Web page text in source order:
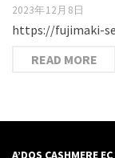
2023年12月8日
https://fujimaki-
READ MORE
A’DOS CASHMERE